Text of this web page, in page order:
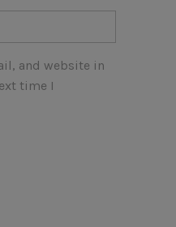
and website in
time I